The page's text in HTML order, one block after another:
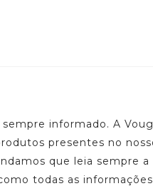
informado. A
presentes no
que leia sempre a
todas as